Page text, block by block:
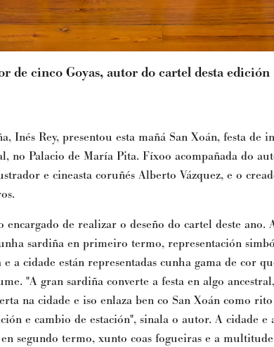
de cinco Goyas, autor do cartel desta edición
Inés Rey, presentou esta mañá San Xoán, festa de
no Palacio de María Pita. Fíxoo acompañada do
e cineasta coruñés Alberto Vázquez, e o
encargado de realizar o deseño do cartel deste ano.
sardiña en primeiro termo, representación
a cidade están representadas cunha gama de cor
"A gran sardiña converte a festa en algo
na cidade e iso enlaza ben co San Xoán como
e cambio de estación", sinala o autor. A cidade e
segundo termo, xunto coas fogueiras e a